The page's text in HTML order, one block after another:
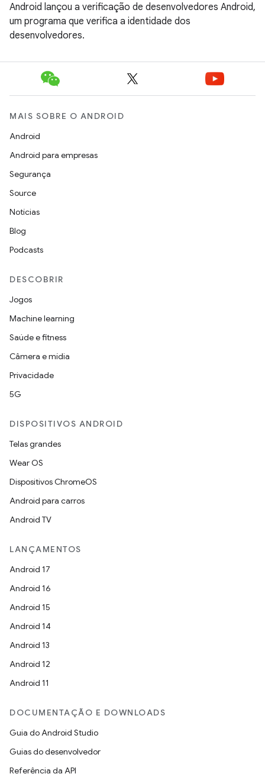
Android lançou a verificação de desenvolvedores Android,
um programa que verifica a identidade dos
desenvolvedores.
MAIS SOBRE O ANDROID
Android
Android para empresas
Segurança
Source
Notícias
Blog
Podcasts
DESCOBRIR
Jogos
Machine learning
Saúde e fitness
Câmera e mídia
Privacidade
5G
DISPOSITIVOS ANDROID
Telas grandes
Wear OS
Dispositivos ChromeOS
Android para carros
Android TV
LANÇAMENTOS
Android 17
Android 16
Android 15
Android 14
Android 13
Android 12
Android 11
DOCUMENTAÇÃO E DOWNLOADS
Guia do Android Studio
Guias do desenvolvedor
Referência da API